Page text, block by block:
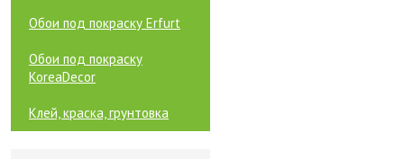
Обои под покраску Erfurt
Обои под покраску
KoreaDecor
Клей, краска, грунтовка